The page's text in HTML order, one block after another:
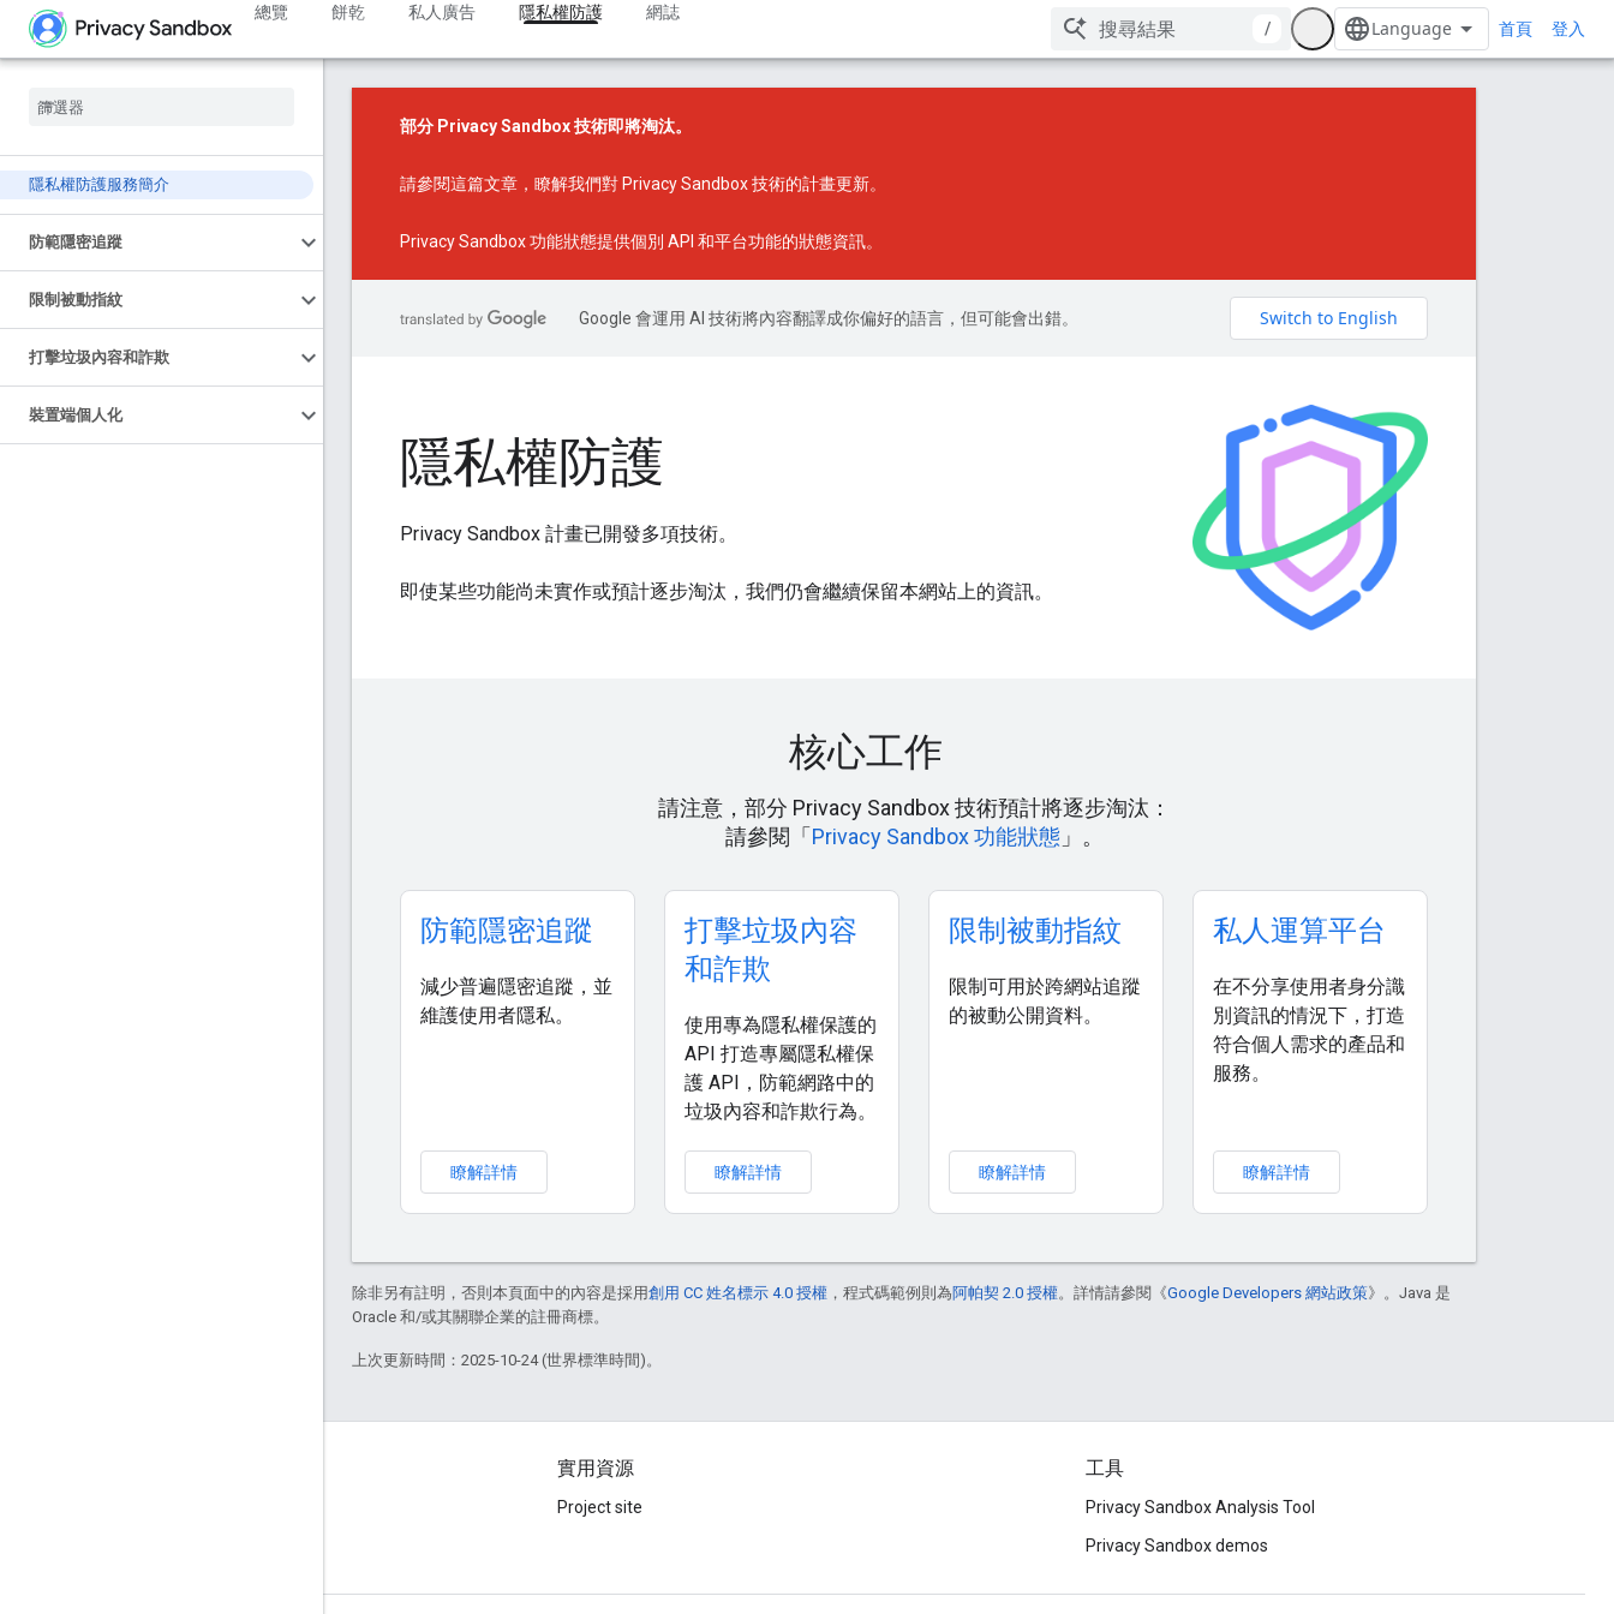
總覽 餅乾 私人廣告 隱私權防護 網誌
/ 首頁 登入
隱私權防護服務簡介
防範隱密追蹤
限制被動指紋
打擊垃圾內容和詐欺
裝置端個人化
部分 Privacy Sandbox 技術即將淘汰。
請參閱這篇文章 ，瞭解我們對 Privacy Sandbox 技術的計畫更新。
Privacy Sandbox 功能狀態提供個別 API 和平台功能的狀態資訊。
Google 會運用 AI 技術將內容翻譯成你偏好的語言，但可能會出錯。
隱私權防護
Privacy Sandbox 計畫已開發多項技術。
即使某些功能尚未實作或預計逐步淘汰，我們仍會繼續保留本網站上的資訊。
核心工作
請注意，部分 Privacy Sandbox 技術預計將逐步淘汰：
請參閱「Privacy Sandbox 功能狀態」。
防範隱密追蹤
減少普遍隱密追蹤，並
維護使用者隱私。
瞭解詳情
打擊垃圾內容
和詐欺
使用專為隱私權保護的
API 打造專屬隱私權保
護 API，防範網路中的
垃圾內容和詐欺行為。
瞭解詳情
限制被動指紋
限制可用於跨網站追蹤
的被動公開資料。
瞭解詳情
私人運算平台
在不分享使用者身分識
別資訊的情況下，打造
符合個人需求的產品和
服務。
瞭解詳情
除非另有註明，否則本頁面中的內容是採用創用 CC 姓名標示 4.0 授權 ，程式碼範例則為阿帕契 2.0 授權。詳情請參閱《Google Developers 網站政策》。Java 是
Oracle 和/或其關聯企業的註冊商標。
上次更新時間：2025-10-24 (世界標準時間)。
實用資源
Project site
工具
Privacy Sandbox Analysis Tool
Privacy Sandbox demos